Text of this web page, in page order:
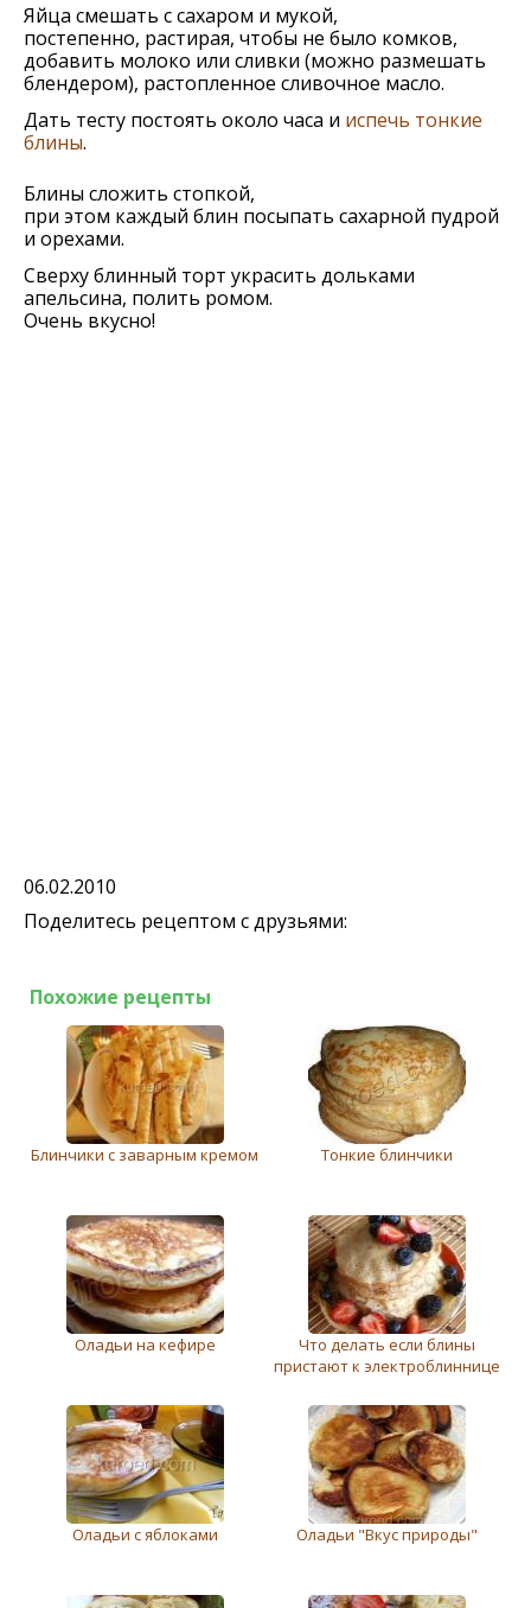
Яйца смешать с сахаром и мукой,
постепенно, растирая, чтобы не было комков,
добавить молоко или сливки (можно размешать
блендером), растопленное сливочное масло.
Дать тесту постоять около часа и испечь тонкие
блины.
Блины сложить стопкой,
при этом каждый блин посыпать сахарной пудрой
и орехами.
Сверху блинный торт украсить дольками
апельсина, полить ромом.
Очень вкусно!
06.02.2010
Поделитесь рецептом с друзьями:
Похожие рецепты
Блинчики с заварным кремом Тонкие блинчики
Оладьи на кефире
Что делать если блины
пристают к электроблиннице
Оладьи с яблоками Оладьи "Вкус природы"